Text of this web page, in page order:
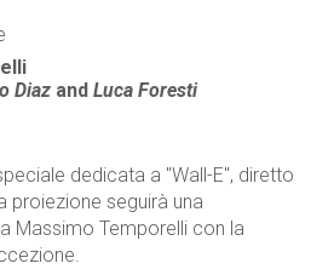
Diaz andLuca Foresti
dedicata a "Wall-E", diretto
proiezione seguirà una
Massimo Temporelli con la